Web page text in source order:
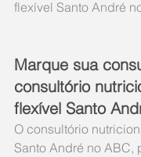
flexível Santo André
Marque sua
consultório
flexível Santo
O consultório
Santo André no ABC,